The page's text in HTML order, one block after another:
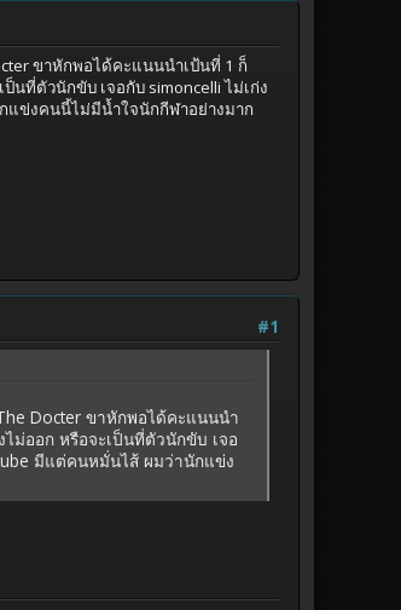
ขาหักพอได้คะแนนนำเป้นที่ 1 ก็
ที่ตัวนักขับ เจอกับ simoncelli ไม่เก่ง
แข่งคนนี้ไม่มีน้ำใจนักกีฬาอย่างมาก
#1
Docter ขาหักพอได้คะแนนนำ
ม่ออก หรือจะเป็นที่ตัวนักขับ เจอ
มีแต่คนหมั่นไส้ ผมว่านักแข่ง